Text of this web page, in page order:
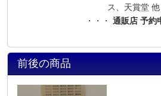
ス、天賞堂 他
・・・ 通販店 予約
前後の商品